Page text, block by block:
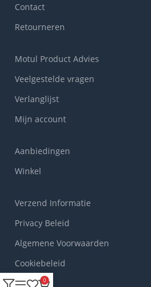
Contact
Retourneren
Motul Product Advies
Veelgestelde vragen
Verlanglijst
Mijn account
Aanbiedingen
Winkel
Verzend Informatie
Privacy Beleid
Algemene Voorwaarden
Cookiebeleid
0